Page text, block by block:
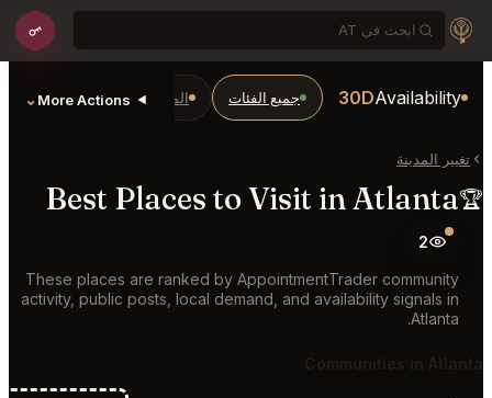
Availability
30D جميع الفئات المطاعم والبارات BarsMore Actions
⌄
تغيير المدينة
🏆
Best Places to Visit in Atlanta
2
These places are ranked by AppointmentTrader community
activity, public posts, local demand, and availability signals in
Atlanta.